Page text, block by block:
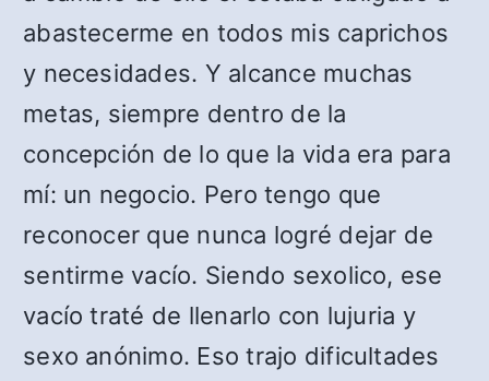
abastecerme en todos mis caprichos
y necesidades. Y alcance muchas
metas, siempre dentro de la
concepción de lo que la vida era para
mí: un negocio. Pero tengo que
reconocer que nunca logré dejar de
sentirme vacío. Siendo sexolico, ese
vacío traté de llenarlo con lujuria y
sexo anónimo. Eso trajo dificultades